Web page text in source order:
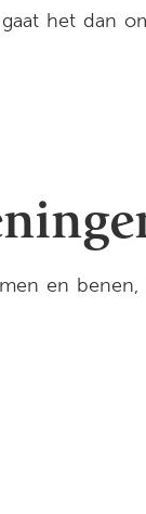
het dan
en benen,